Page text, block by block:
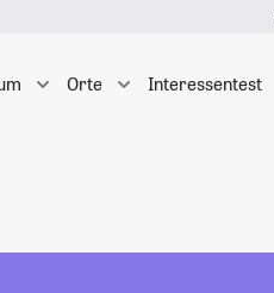
Orte Interessentest